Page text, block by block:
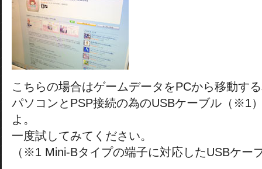
こちらの場合はゲームデータをPCから移動す
パソコンとPSP接続の為のUSBケーブル（※1
よ。
一度試してみてください。
（※1 Mini-Bタイプの端子に対応したUSBケー